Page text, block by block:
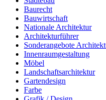
Baurecht
Bauwirtschaft
Nationale Architektur
Architekturführer
Sonderangebote
Innenraumgestaltung
Möbel
Landschaftsarchitektur
Gartendesign
Farbe